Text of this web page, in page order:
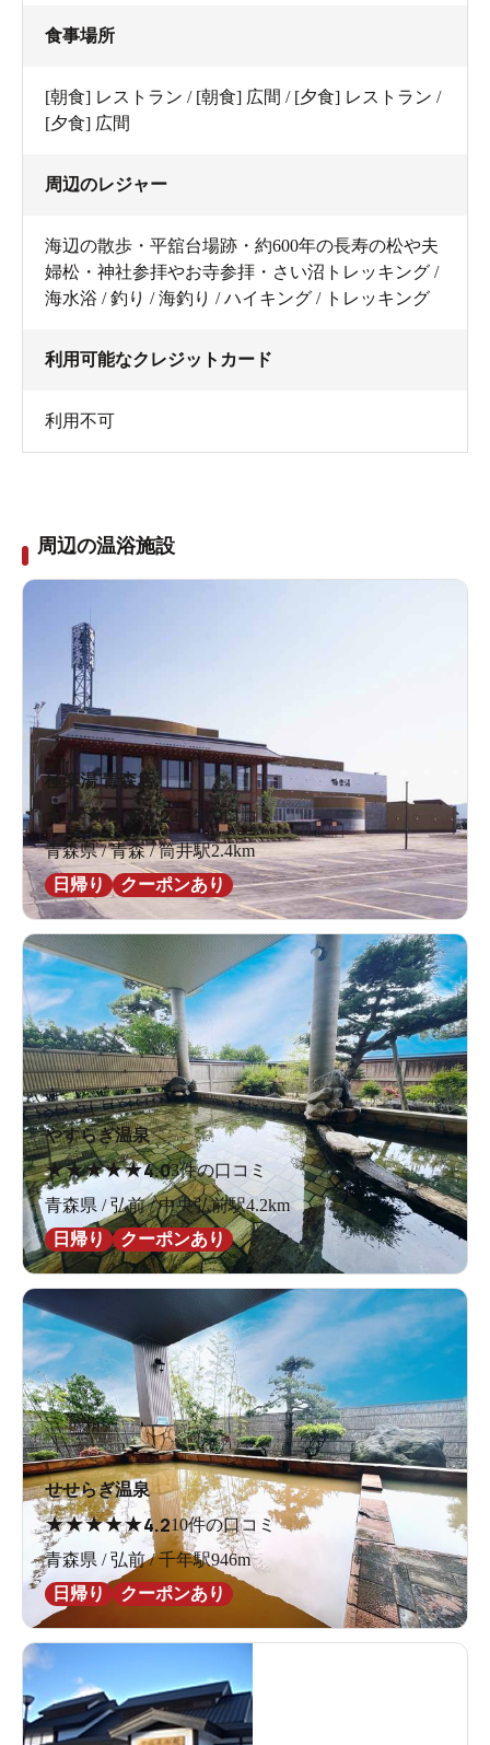
食事場所
[朝食] レストラン / [朝食] 広間 / [夕食] レストラン /
[夕食] 広間
周辺のレジャー
海辺の散歩・平舘台場跡・約600年の長寿の松や夫
婦松・神社参拝やお寺参拝・さい沼トレッキング /
海水浴 / 釣り / 海釣り / ハイキング / トレッキング
利用可能なクレジットカード
利用不可
周辺の温浴施設
極楽湯 青森店
★★★★ ★4.224件の口コミ
青森県 / 青森 / 筒井駅2.4km
日帰り
クーポンあり
やすらぎ温泉
★★★★★4.03件の口コミ
青森県 / 弘前 / 中央弘前駅4.2km
日帰り
クーポンあり
せせらぎ温泉
★★★★★4.210件の口コミ
青森県 / 弘前 / 千年駅946m
日帰り
クーポンあり